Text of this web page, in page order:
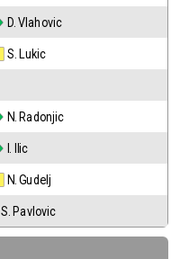
D. Vlahovic
S. Lukic
N. Radonjic
I. Ilic
N. Gudelj
S. Pavlovic